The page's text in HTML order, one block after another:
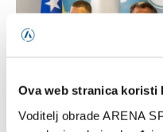
Ova web stranica koristi
Voditelj obrade ARENA